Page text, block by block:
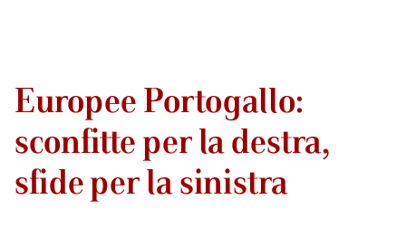
Europee Portogallo:
sconfitte per la destra,
sfide per la sinistra